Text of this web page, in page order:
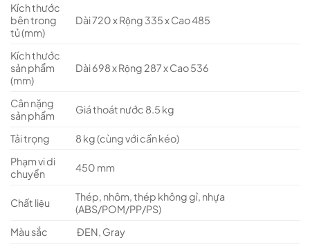
Kích thước
bên trong
tủ (mm)
Dài 720 x Rộng 335 x Cao 485
Kích thước
sản phẩm
(mm)
Dài 698 x Rộng 287 x Cao 536
Cân nặng
sản phẩm
Giá thoát nước 8.5 kg
Tải trọng
8 kg (cùng với cần kéo)
Phạm vi di
chuyển
450 mm
Chất liệu
Thép, nhôm, thép không gỉ, nhựa
(ABS/POM/PP/PS)
Màu sắc
ĐEN, Gray